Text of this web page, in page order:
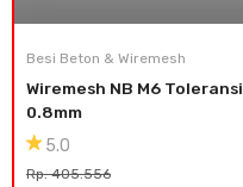
Sanitari
Besi
Pompa
Besi Beton & Wiremesh
Wiremesh NB M6 Toleransi
0.8mm
5.0
Rp. 405.556